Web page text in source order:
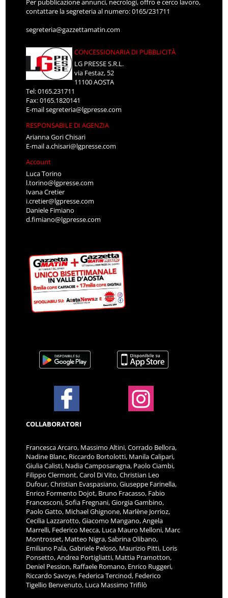
Per pubblicazione annunci, necrologi, offro e cerco lavoro,
contattare la segreteria al numero: 0165/231711
segreteria@gazzettamatin.com
CONCESSIONARIA DI PUBBLICITÀ
LG PRESSE S.R.L.
via Festaz, 52
11100 AOSTA
Tel: 0165.231711
Fax: 0165.1820141
E-mailsegreteria@lgpresse.com
RESPONSABILE DI AGENZIA
Arianna Gori Chisari
E-maila.chisari@lgpresse.com
Account
Luca Torino
l.torino@lgpresse.com
Ivana Cretier
i.cretier@lgpresse.com
Daniele Fimiano
d.fimiano@lgpresse.com
COLLABORATORI
Francesca Arcaro, Massimo Altini, Corrado Bellora,
Nadine Blanc, Riccardo Bortolotti, Manila Calipari,
Giulia Calisti, Nadia Camposaragna, Paolo Ciambi,
Filippo Clermont, Carol Di Vito, Christian Leo
Dufour, Christian Evaspasiano, Giuseppe Farinella,
Enrico Formento Dojot, Bruno Fracasso, Fabio
Francesconi, Sofia Fregnani, Giorgia Gambino,
Paolo Gatto, Michael Ghignone, Marlène Jorrioz,
Cecilia Lazzarotto, Giacomo Mangano, Angela
Marrelli, Federico Mecca, Luca Mauro Melloni, Marc
Montrosset, Matteo Nigra, Sabrina Olibano,
Emiliano Pala, Gabriele Peloso, Maurizio Pitti, Loris
Ponsetto, Andrea Portigliatti, Mattia Pramotton,
Deniel Pession, Raffaele Romano, Enrico Ruggeri,
Riccardo Savoye, Federica Tercinod, Federico
Tigellio Benvenuto, Luca Massimo Trifilò